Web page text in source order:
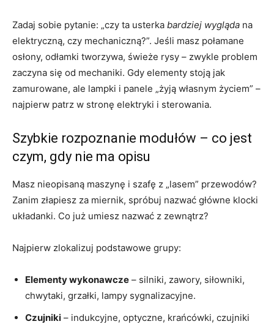
Zadaj sobie pytanie: „czy ta usterka bardziej wygląda na
elektryczną, czy mechaniczną?”. Jeśli masz połamane
osłony, odłamki tworzywa, świeże rysy – zwykle problem
zaczyna się od mechaniki. Gdy elementy stoją jak
zamurowane, ale lampki i panele „żyją własnym życiem” –
najpierw patrz w stronę elektryki i sterowania.
Szybkie rozpoznanie modułów – co jest
czym, gdy nie ma opisu
Masz nieopisaną maszynę i szafę z „lasem” przewodów?
Zanim złapiesz za miernik, spróbuj nazwać główne klocki
układanki. Co już umiesz nazwać z zewnątrz?
Najpierw zlokalizuj podstawowe grupy:
Elementy wykonawcze – silniki, zawory, siłowniki,
chwytaki, grzałki, lampy sygnalizacyjne.
Czujniki – indukcyjne, optyczne, krańcówki, czujniki